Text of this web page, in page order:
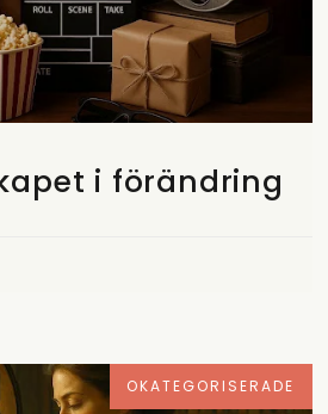
i förändring
OKATEGORISERADE